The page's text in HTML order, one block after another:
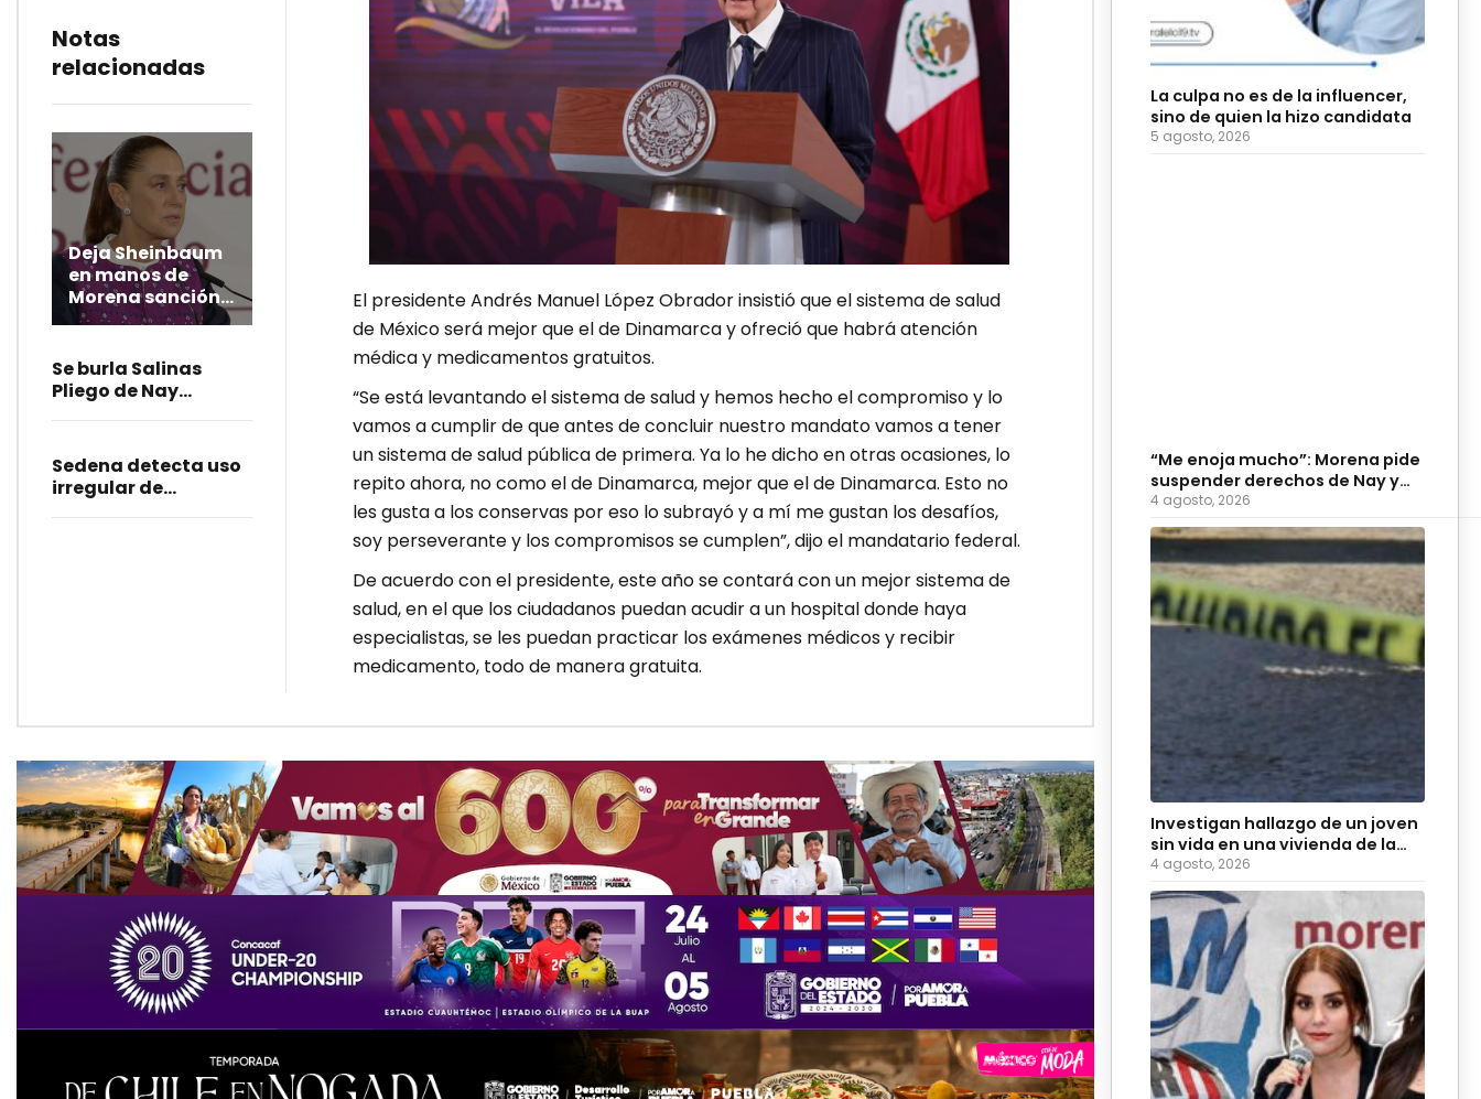
Notas
relacionadas
Deja Sheinbaum
en manos de
Morena sanción
a diputadas
condena burlas
Se burla Salinas
Pliego de Nay
Sedena detecta uso
irregular de
El presidente Andrés Manuel López Obrador insistió que el sistema de salud
de México será mejor que el de Dinamarca y ofreció que habrá atención
médica y medicamentos gratuitos.
“Se está levantando el sistema de salud y hemos hecho el compromiso y lo
vamos a cumplir de que antes de concluir nuestro mandato vamos a tener
un sistema de salud pública de primera. Ya lo he dicho en otras ocasiones, lo
repito ahora, no como el de Dinamarca, mejor que el de Dinamarca. Esto no
les gusta a los conservas por eso lo subrayó y a mí me gustan los desafíos,
soy perseverante y los compromisos se cumplen”, dijo el mandatario federal.
De acuerdo con el presidente, este año se contará con un mejor sistema de
salud, en el que los ciudadanos puedan acudir a un hospital donde haya
especialistas, se les puedan practicar los exámenes médicos y recibir
medicamento, todo de manera gratuita.
La culpa no es de la influencer,
sino de quien la hizo candidata
5 agosto, 2026
“Me enoja mucho”: Morena pide
suspender derechos de Nay y
Palomares
4 agosto, 2026
Investigan hallazgo de un joven
sin vida en una vivienda de la
colonia Hidalgo
4 agosto, 2026